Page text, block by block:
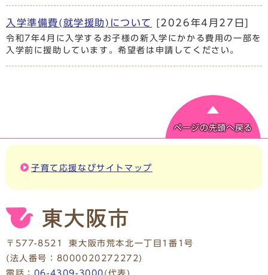
入学準備費(就学援助)について [2026年4月27日]
令和7年4月に入学するお子様の新入学にかかる費用の一部を
入学前に援助しています。希望者は申請してください。
ページの先頭へ戻る
子育て応援なびサイトマップ
〒577-8521
東大阪市荒本北一丁目1番1号
(法人番号：8000020272272)
電話： 06-4309-3000 (代表)